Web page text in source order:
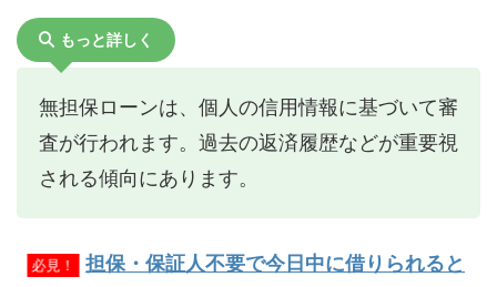
もっと詳しく
無担保ローンは、個人の信用情報に基づいて審
査が行われます。過去の返済履歴などが重要視
される傾向にあります。
必見！
担保・保証人不要で今日中に借りられると